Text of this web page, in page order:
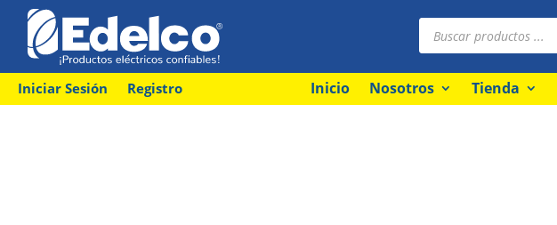
Búsqueda
productos
Iniciar Sesión Registro Inicio Nosotros Tienda